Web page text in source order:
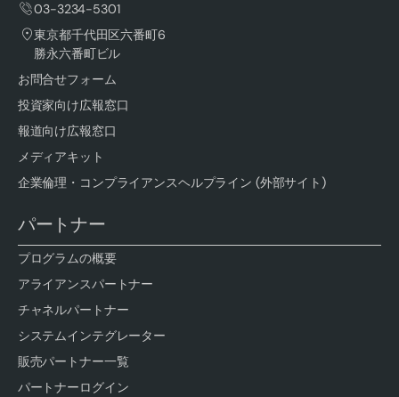
03-3234-5301
東京都千代田区六番町6
勝永六番町ビル
お問合せフォーム
投資家向け広報窓口
報道向け広報窓口
メディアキット
企業倫理・コンプライアンスヘルプライン (外部サイト)
パートナー
プログラムの概要
アライアンスパートナー
チャネルパートナー
システムインテグレーター
販売パートナー一覧
パートナーログイン